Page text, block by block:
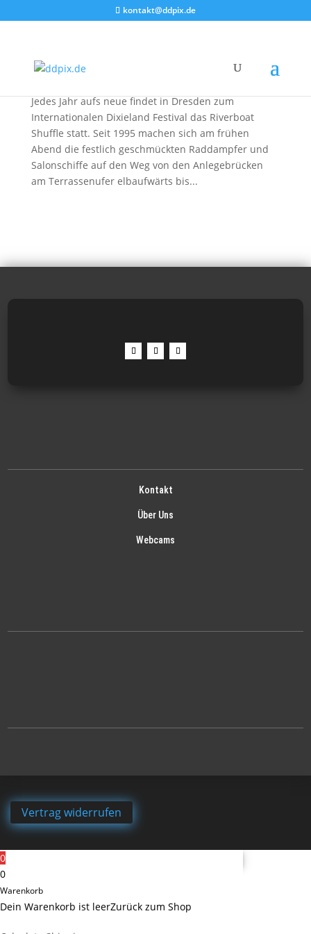
kontakt@ddpix.de
Dresden
vonDDpix|
Jedes Jahr aufs neue findet in Dresden zum
Internationalen Dixieland Festival das Riverboat
Shuffle statt. Seit 1995 machen sich am frühen
Abend die festlich geschmückten Raddampfer und
Salonschiffe auf den Weg von den Anlegebrücken
am Terrassenufer elbaufwärts bis...
Kontakt
Über Uns
Webcams
Vertrag widerrufen
0
0
Warenkorb
Dein Warenkorb ist leerZurück zum Shop